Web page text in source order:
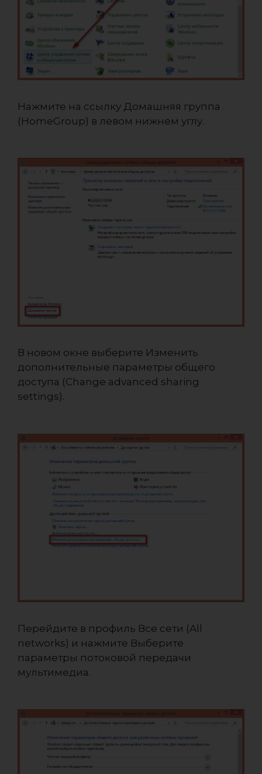
Нажмите на ссылку Домашняя группа
(HomeGroup) в левом нижнем углу.
В новом окне выберите Изменить
дополнительные параметры общего
доступа (Change advanced sharing
settings).
Перейдите в профиль Все сети (All
networks) и нажмите Выберите
параметры потоковой передачи
мультимедиа.